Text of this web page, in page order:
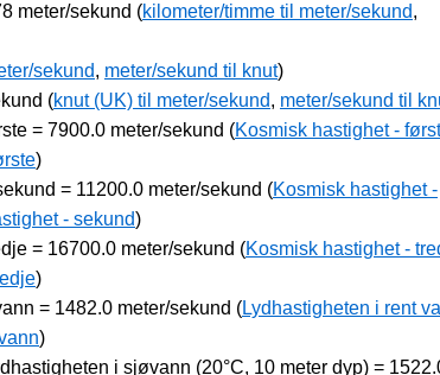
meter/sekund (kilometer/timme til meter/sekund,
sekund, meter/sekund til knut)
(knut (UK) til meter/sekund, meter/sekund til
= 7900.0 meter/sekund (Kosmisk hastighet -
)
= 11200.0 meter/sekund (Kosmisk hastighet -
- sekund)
= 16700.0 meter/sekund (Kosmisk hastighet -
)
= 1482.0 meter/sekund (Lydhastigheten i rent
)
i sjøvann (20°C, 10 meter dyp) =